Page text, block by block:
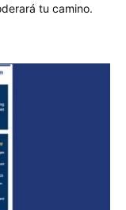
tu camino.